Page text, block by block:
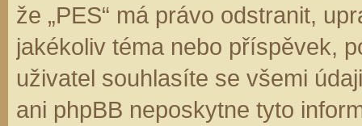
že „PES“ má právo odstranit,
jakékoliv téma nebo příspěvek,
uživatel souhlasíte se všemi
ani phpBB neposkytne tyto